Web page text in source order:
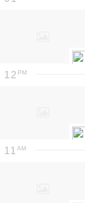
12
11